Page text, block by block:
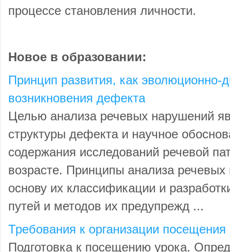
процессе становления личности.
Новое в образовании:
Принцип развития, как эволюционно-
возникновения дефекта
Целью анализа речевых нарушений
структуры дефекта и научное
содержания исследований речевой
возрасте. Принципы анализа
основу их классификации и
путей и методов их предупрежд ...
Требования к организации посещения
Подготовка к посещению урока.